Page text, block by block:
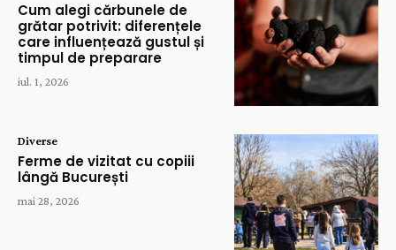
Cum alegi cărbunele de
grătar potrivit: diferențele
care influențează gustul și
timpul de preparare
iul. 1, 2026
Diverse
Ferme de vizitat cu copiii
lângă București
mai 28, 2026